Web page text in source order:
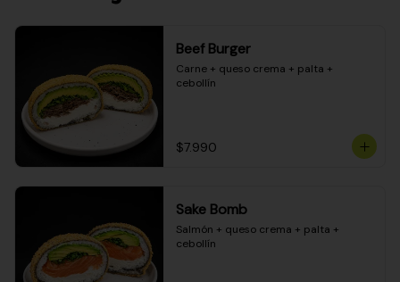
Beef Burger
Carne + queso crema + palta +
cebollín
$7.990
Sake Bomb
Salmón + queso crema + palta +
cebollín